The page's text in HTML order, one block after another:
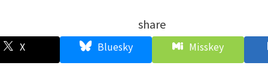
share
X Bluesky Misskey